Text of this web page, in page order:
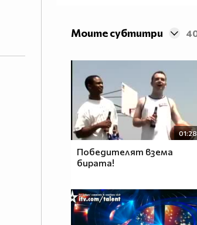
Моите субтитри
01:28
Победителят взема
бирата!